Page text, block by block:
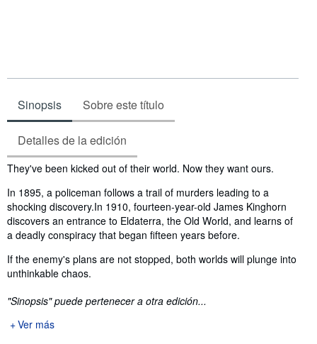
Sinopsis Sobre este título
Detalles de la edición
Sinopsis
They've been kicked out of their world. Now they want ours.
In 1895, a policeman follows a trail of murders leading to a
shocking discovery.In 1910, fourteen-year-old James Kinghorn
discovers an entrance to Eldaterra, the Old World, and learns of
a deadly conspiracy that began fifteen years before.
If the enemy's plans are not stopped, both worlds will plunge into
unthinkable chaos.
"Sinopsis" puede pertenecer a otra edición...
Ver más